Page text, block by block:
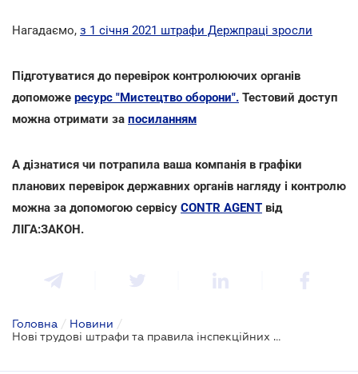
Нагадаємо, з 1 січня 2021 штрафи Держпраці зросли
Підготуватися до перевірок контролюючих органів
допоможе ресурс "Мистецтво оборони". Тестовий доступ
можна отримати за посиланням
А дізнатися чи потрапила ваша компанія в графіки
планових перевірок державних органів нагляду і контролю
можна за допомогою сервісу CONTR AGENT від
ЛІГА:ЗАКОН.
Головна / Новини /
Нові трудові штрафи та правила інспекційних відвідувань: проект